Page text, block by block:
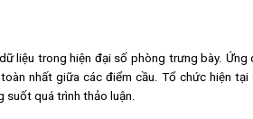
liệu trong hiện đại số phòng trưng bày. Ứng
nhất giữa các điểm cầu. Tổ chức hiện tại
suốt quá trình thảo luận.